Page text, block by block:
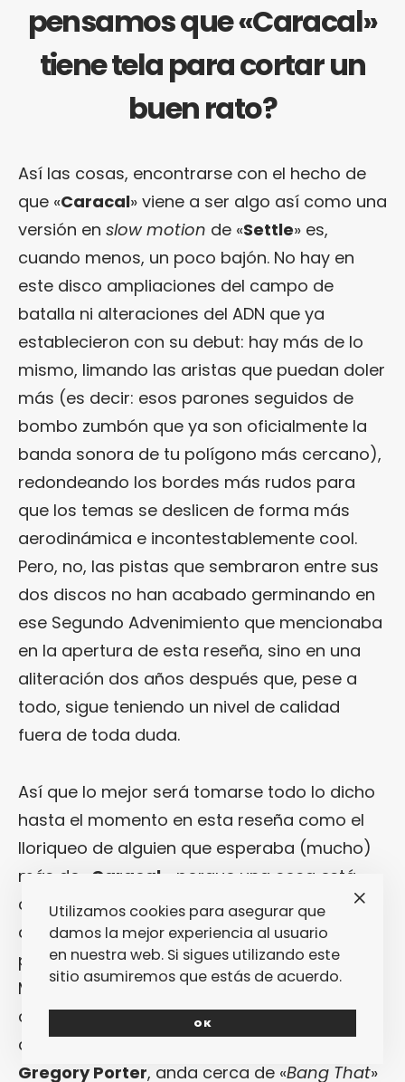
pensamos que «Caracal»
tiene tela para cortar un
buen rato?
Así las cosas, encontrarse con el hecho de
que «Caracal» viene a ser algo así como una
versión en slow motion de «Settle» es,
cuando menos, un poco bajón. No hay en
este disco ampliaciones del campo de
batalla ni alteraciones del ADN que ya
establecieron con su debut: hay más de lo
mismo, limando las aristas que puedan doler
más (es decir: esos parones seguidos de
bombo zumbón que ya son oficialmente la
banda sonora de tu polígono más cercano),
redondeando los bordes más rudos para
que los temas se deslicen de forma más
aerodinámica e incontestablemente cool.
Pero, no, las pistas que sembraron entre sus
dos discos no han acabado germinando en
ese Segundo Advenimiento que mencionaba
en la apertura de esta reseña, sino en una
aliteración dos años después que, pese a
todo, sigue teniendo un nivel de calidad
fuera de toda duda.
Así que lo mejor será tomarse todo lo dicho
hasta el momento en esta reseña como el
lloriqueo de alguien que esperaba (mucho)
más de « Caracal «, porque una cosa está
clara:Disclosurehan despachado un disco
que va a ir dejando caer single tras single
pluscuamperfecto en los próximos meses.
Más allá del sublime «Omen«, hay que tener
cuidado con movimientos magnánimos
como «Hold On» (que, con voz del jazzman
Gregory Porter, anda cerca de «Bang That»
Utilizamos cookies para asegurar que
damos la mejor experiencia al usuario
en nuestra web. Si sigues utilizando este
sitio asumiremos que estás de acuerdo.
OK